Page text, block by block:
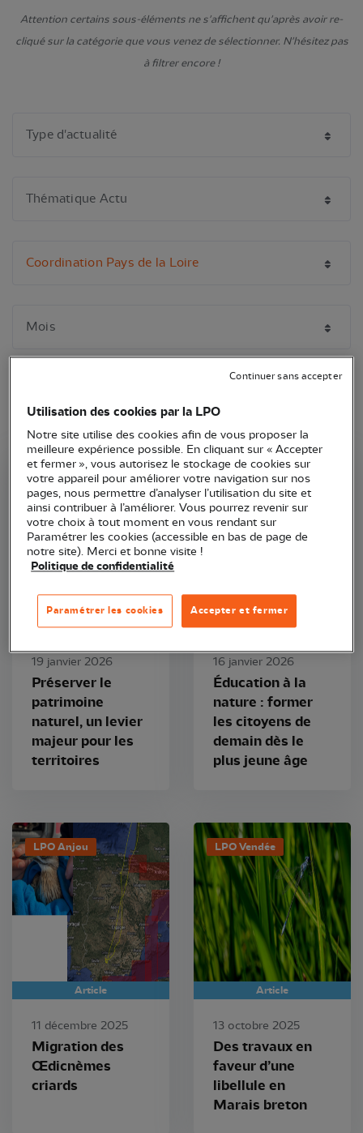
Attention certains sous-éléments ne s'affichent qu'après avoir re-
cliqué sur la catégorie que vous venez de sélectionner. N'hésitez pas
à filtrer encore !
LPO France
Article
19 janvier 2026
Préserver le
patrimoine
naturel, un levier
majeur pour les
territoires
LPO France
Article
16 janvier 2026
Éducation à la
nature : former
les citoyens de
demain dès le
plus jeune âge
LPO Anjou
Article
11 décembre 2025
Migration des
Œdicnèmes
criards
LPO Vendée
Article
13 octobre 2025
Des travaux en
faveur d’une
libellule en
Marais breton
Utilisation des cookies par la LPO
Notre site utilise des cookies afin de vous proposer la
meilleure expérience possible. En cliquant sur « Accepter
et fermer », vous autorisez le stockage de cookies sur
votre appareil pour améliorer votre navigation sur nos
pages, nous permettre d’analyser l’utilisation du site et
ainsi contribuer à l’améliorer. Vous pourrez revenir sur
votre choix à tout moment en vous rendant sur
Paramétrer les cookies (accessible en bas de page de
notre site). Merci et bonne visite !
Politique de confidentialité
Accepter et fermer
Paramétrer les cookies
Continuer sans accepter